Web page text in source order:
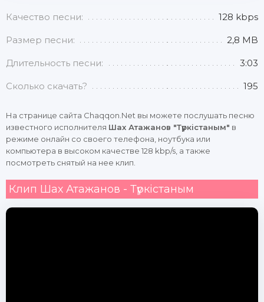
Качество песни: 128 kbps
Размер песни: 2,8 MB
Длительность песни: 3:03
Сколько скачать? 195
На странице сайта Chaqqon.Net вы можете послушать песню
известного исполнителя Шах Атажанов "Түркістаным" в
режиме онлайн со своего телефона, ноутбука или
компьютера в высоком качестве 128 kbp/s, а также
посмотреть снятый на нее клип.
Клип Шах Атажанов - Түркістаным